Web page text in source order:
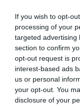
If you wish to opt-
processing of your
targeted advertising
section to confirm
opt-out request is
interest-based ads
us or personal
your opt-out. You
disclosure of your
Τελευταία
νέα
ΘΕΑΤΡΟ - ΧΟΡΟΣ /
ΝΕΑ07.08.2026 | 20.02